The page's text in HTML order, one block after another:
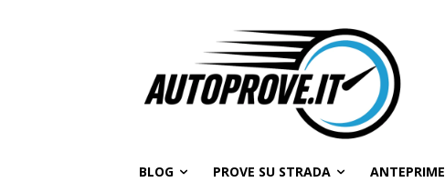
BLOG PROVE SU STRADA ANTEPRIME